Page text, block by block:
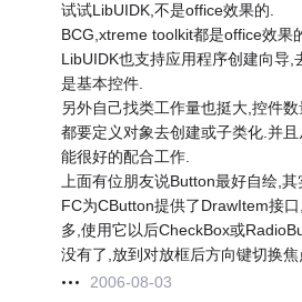
试试LibUIDK,不是office效果的.
BCG,xtreme toolkit都是office效果
LibUIDK也支持应用程序创建向导,
是基本控件.
另外自己找类工作量也挺大,控件
都要定义对象去创建或子类化.并
能很好的配合工作.
上面有位朋友说Button最好自绘,
FC为CButton提供了DrawItem接
多,使用它以后CheckBox或
没有了,放到对放框后方向键切换
2006-08-03